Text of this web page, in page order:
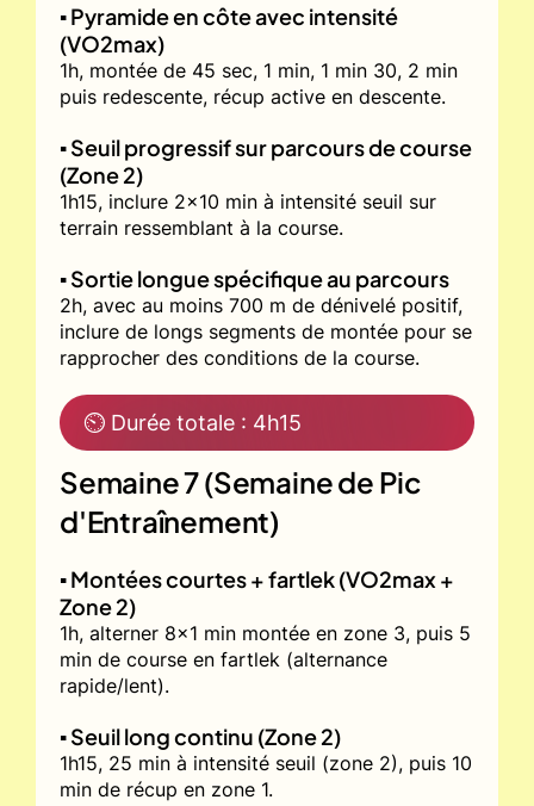
▪️ Pyramide en côte avec intensité
(VO2max)
1h, montée de 45 sec, 1 min, 1 min 30, 2 min
puis redescente, récup active en descente.
▪️ Seuil progressif sur parcours de course
(Zone 2)
1h15, inclure 2x10 min à intensité seuil sur
terrain ressemblant à la course.
▪️ Sortie longue spécifique au parcours
2h, avec au moins 700 m de dénivelé positif,
inclure de longs segments de montée pour se
rapprocher des conditions de la course.
⏲ Durée totale : 4h15
Semaine 7 (Semaine de Pic
d'Entraînement)
▪️ Montées courtes + fartlek (VO2max +
Zone 2)
1h, alterner 8x1 min montée en zone 3, puis 5
min de course en fartlek (alternance
rapide/lent).
▪️ Seuil long continu (Zone 2)
1h15, 25 min à intensité seuil (zone 2), puis 10
min de récup en zone 1.